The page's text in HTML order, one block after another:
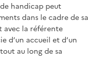
handicap peut
dans le cadre de sa
la référente
d’un accueil et d’un
au long de sa